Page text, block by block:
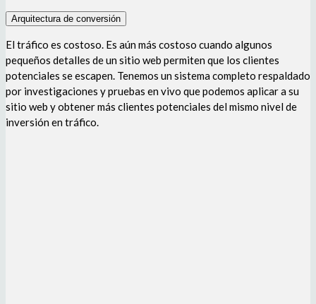
Arquitectura de conversión
El tráfico es costoso. Es aún más costoso cuando algunos
pequeños detalles de un sitio web permiten que los clientes
potenciales se escapen. Tenemos un sistema completo respaldado
por investigaciones y pruebas en vivo que podemos aplicar a su
sitio web y obtener más clientes potenciales del mismo nivel de
inversión en tráfico.